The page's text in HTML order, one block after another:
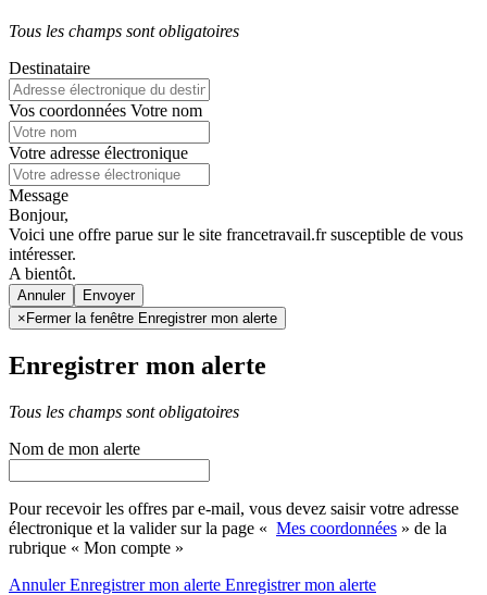
Tous les champs sont obligatoires
Destinataire
Vos coordonnées Votre nom
Votre adresse électronique
Message
Bonjour,
Voici une offre parue sur le site francetravail.fr susceptible de vous
intéresser.
A bientôt.
Annuler
× Fermer la fenêtre Enregistrer mon alerte
Enregistrer mon alerte
Tous les champs sont obligatoires
Nom de mon alerte
Pour recevoir les offres par e-mail, vous devez saisir votre adresse
électronique et la valider sur la page « Mes coordonnées » de la
rubrique « Mon compte »
AnnulerEnregistrer mon alerte Enregistrermon alerte